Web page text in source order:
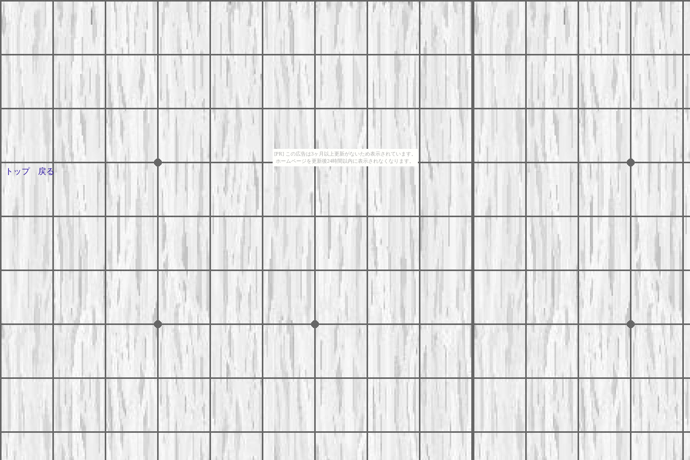
[PR] この広告は3ヶ月以上更新がないため表示されています。
ホームページを更新後24時間以内に表示されなくなります。
トップ 戻る